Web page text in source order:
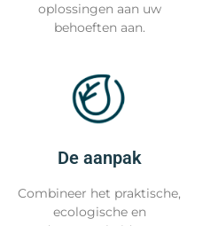
oplossingen aan uw
behoeften aan.
De aanpak
Combineer het praktische,
ecologische en